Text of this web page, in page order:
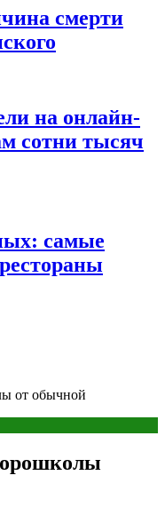
смерти
на онлайн-
сотни тысяч
самые
от обычной